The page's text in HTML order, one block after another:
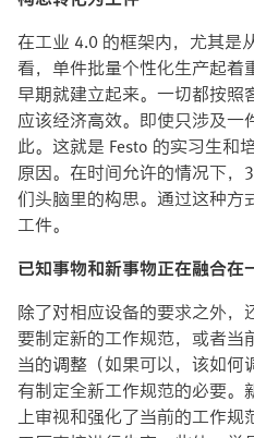
在工业 4.0 的框架内，尤其是
看，单件批量个性化生产起着
早期就建立起来。一切都按照
应该经济高效。即使只涉及一
此。这就是 Festo 的实习生和
原因。在时间允许的情况下，
们头脑里的构思。通过这种方
工件。
已知事物和新事物正在融合在
除了对相应设备的要求之外，
要制定新的工作规范，或者当
当的调整（如果可以，该如何
有制定全新工作规范的必要。
上审视和强化了当前的工作